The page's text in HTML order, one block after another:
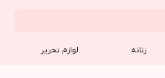
زنانه لوازم تحریر